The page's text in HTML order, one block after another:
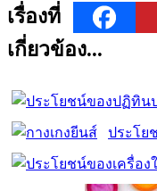
เรื่องที่
เกี่ยวข้อง...
ประโย